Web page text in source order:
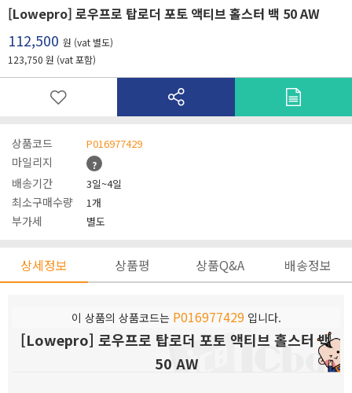
[Lowepro] 로우프로 탑로더 포토 액티브 홀스터 백 50 AW
112,500 원 (vat 별도)
123,750 원 (vat 포함)
상품코드 P016977429
마일리지 ?
배송기간 3일~4일
최소구매수량 1개
부가세 별도
상세정보 상품평 상품Q&A 배송정보
이 상품의 상품코드는 P016977429입니다.
[Lowepro] 로우프로 탑로더 포토 액티브 홀스터 백
50 AW